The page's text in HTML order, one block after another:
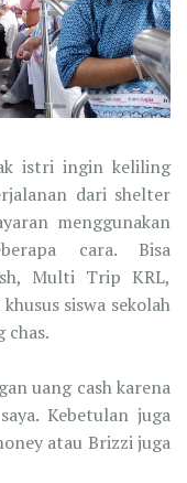
istri ingin keliling
dari shelter
menggunakan
cara. Bisa
Multi Trip KRL,
siswa sekolah
chas.
uang cash karena
Kebetulan juga
atau Brizzi juga